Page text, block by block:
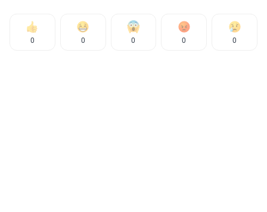
0 0 0 0 0